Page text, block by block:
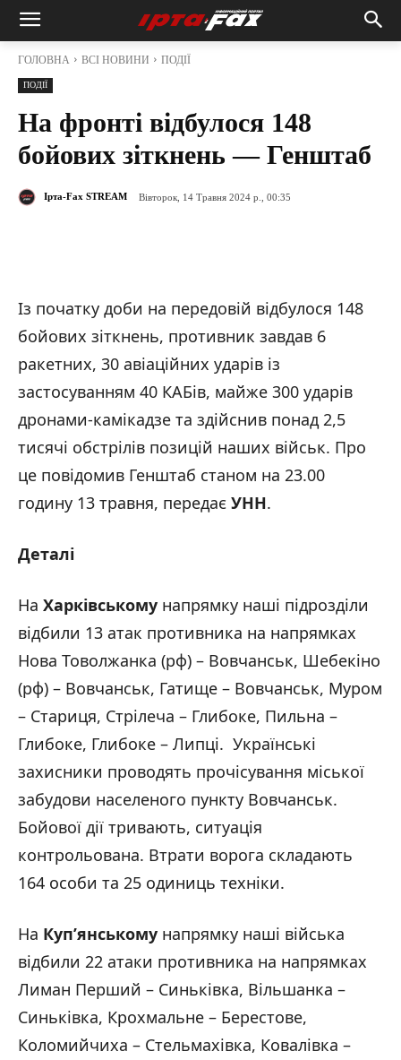
ГОЛОВНА ВСІ НОВИНИ ПОДІЇ
ПОДІЇ
На фронті відбулося 148
бойових зіткнень — Генштаб
Ірта-Fax STREAM Вівторок, 14 Травня 2024 р., 00:35
Із початку доби на передовій відбулося 148
бойових зіткнень, противник завдав 6
ракетних, 30 авіаційних ударів із
застосуванням 40 КАБів, майже 300 ударів
дронами-камікадзе та здійснив понад 2,5
тисячі обстрілів позицій наших військ. Про
це повідомив Генштаб станом на 23.00
годину 13 травня, передає УНН.
Деталі
На Харківському напрямку наші підрозділи
відбили 13 атак противника на напрямках
Нова Товолжанка (рф) – Вовчанськ, Шебекіно
(рф) – Вовчанськ, Гатище – Вовчанськ, Муром
– Стариця, Стрілеча – Глибоке, Пильна –
Глибоке, Глибоке – Липці. Українські
захисники проводять прочісування міської
забудови населеного пункту Вовчанськ.
Бойової дії тривають, ситуація
контрольована. Втрати ворога складають
164 особи та 25 одиниць техніки.
На Куп’янському напрямку наші війська
відбили 22 атаки противника на напрямках
Лиман Перший – Синьківка, Вільшанка –
Синьківка, Крохмальне – Берестове,
Коломийчиха – Стельмахівка, Ковалівка –